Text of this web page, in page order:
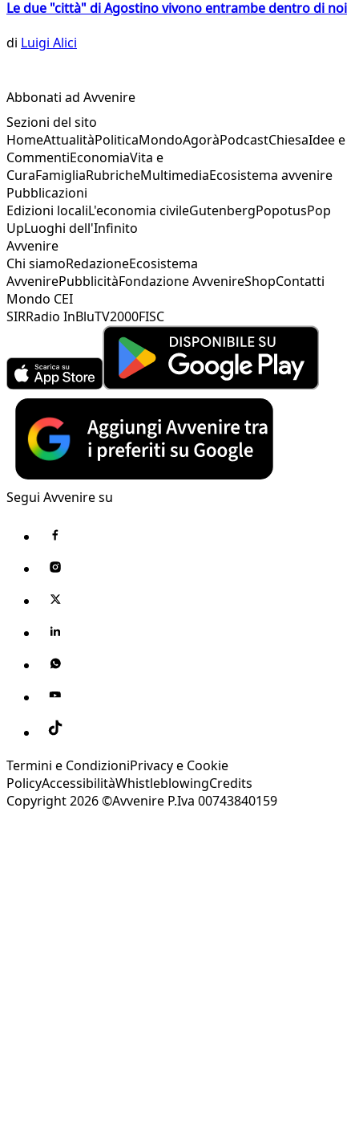
Le due "città" di Agostino vivono entrambe dentro di noi
di Luigi Alici
Abbonati ad Avvenire
Sezioni del sito
HomeAttualitàPoliticaMondoAgoràPodcastChiesaIdee e
CommentiEconomiaVita e
CuraFamigliaRubricheMultimediaEcosistema avvenire
Pubblicazioni
Edizioni localiL'economia civileGutenbergPopotusPop
UpLuoghi dell'Infinito
Avvenire
Chi siamoRedazioneEcosistema
AvvenirePubblicitàFondazione AvvenireShopContatti
Mondo CEI
SIRRadio InBluTV2000FISC
Segui Avvenire su
Termini e CondizioniPrivacy e Cookie
PolicyAccessibilitàWhistleblowingCredits
Copyright 2026 ©Avvenire P.Iva 00743840159